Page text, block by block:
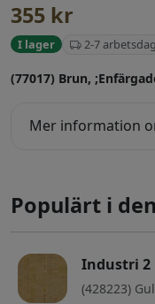
355 kr
I lager 2-7
(77017) Brun,
Mer information
Populärt i
Industri 2
(428223)